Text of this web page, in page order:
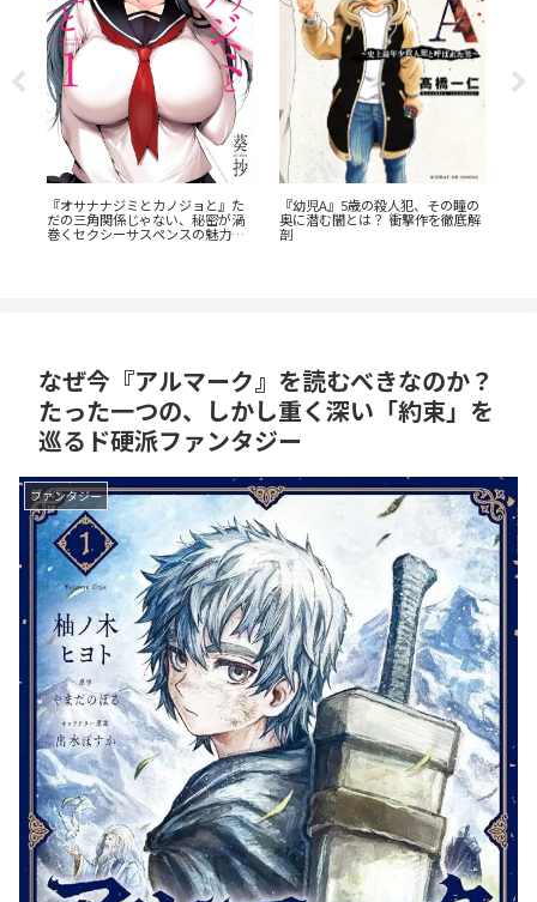
『群脳教室』の魅力を徹底解説！
教室が脳だらけ？衝撃サスペンス
を今すぐ読むべき5つの理由
「花言葉」と連携する転生ファン
タジー：『君に贈るキヅタ』完全
解説
なぜ今『アルマーク』を読むべきなのか？
たった一つの、しかし重く深い「約束」を
巡るド硬派ファンタジー
ファンタジー